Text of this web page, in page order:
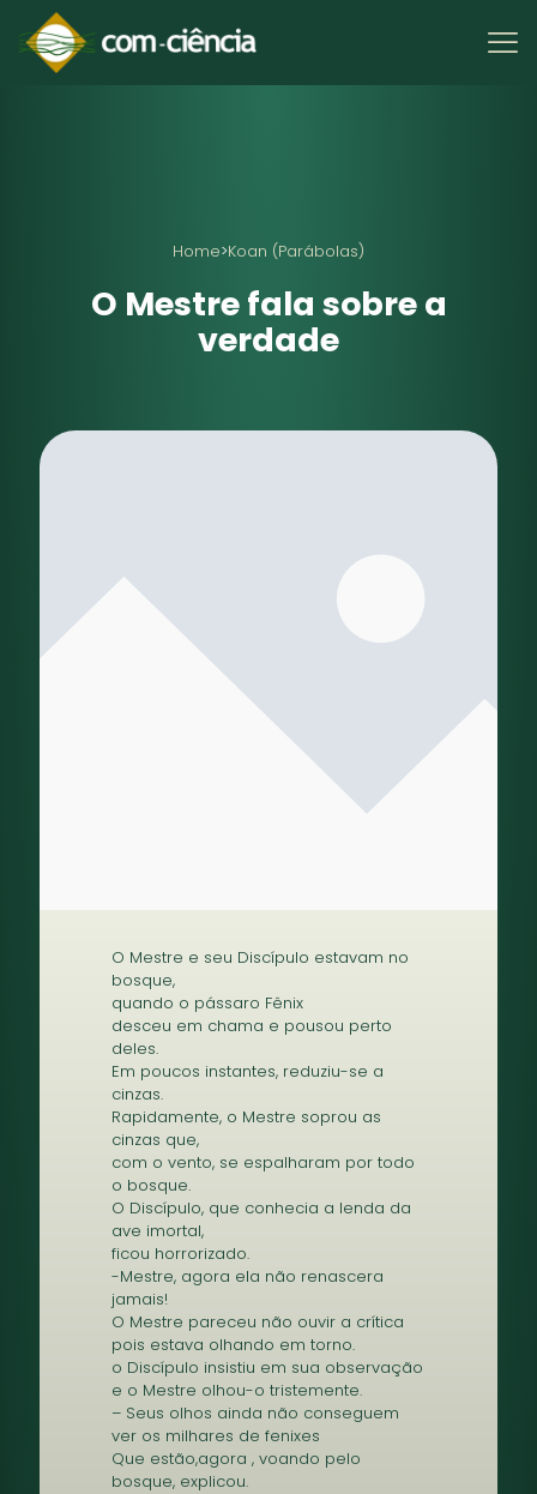
Home>Koan (Parábolas)
O Mestre fala sobre a
verdade
O Mestre e seu Discípulo estavam no
bosque,
quando o pássaro Fênix
desceu em chama e pousou perto
deles.
Em poucos instantes, reduziu-se a
cinzas.
Rapidamente, o Mestre soprou as
cinzas que,
com o vento, se espalharam por todo
o bosque.
O Discípulo, que conhecia a lenda da
ave imortal,
ficou horrorizado.
-Mestre, agora ela não renascera
jamais!
O Mestre pareceu não ouvir a crítica
pois estava olhando em torno.
o Discípulo insistiu em sua observação
e o Mestre olhou-o tristemente.
– Seus olhos ainda não conseguem
ver os milhares de fenixes
Que estão,agora , voando pelo
bosque, explicou.